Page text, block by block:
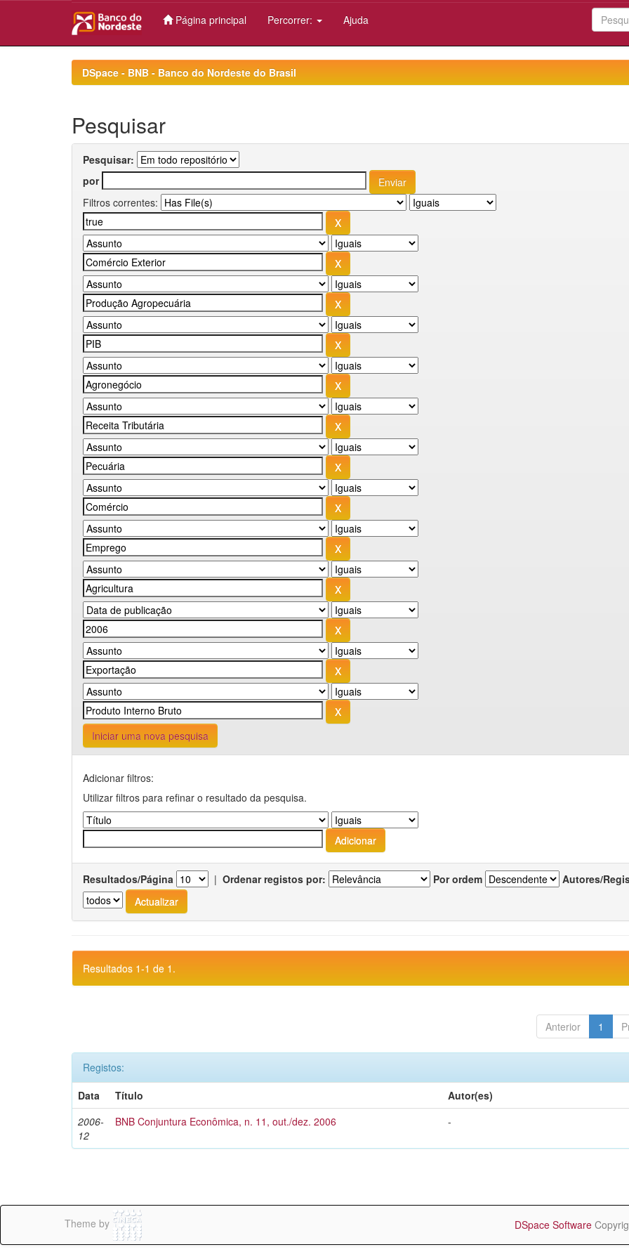
Página principal Percorrer: Ajuda
DSpace - BNB - Banco do Nordeste do Brasil
Pesquisar
Pesquisar:
por
Filtros correntes:
Iniciar uma nova pesquisa
Adicionar filtros:
Utilizar filtros para refinar o resultado da pesquisa.
Resultados/Página | Ordenar registos por: Por ordem Autores/
Resultados 1-1 de 1.
Anterior 1
Registos:
Data
Título
Autor(es)
2006-
12
BNB Conjuntura Econômica, n. 11, out./dez. 2006 -
Theme by DSpace Software